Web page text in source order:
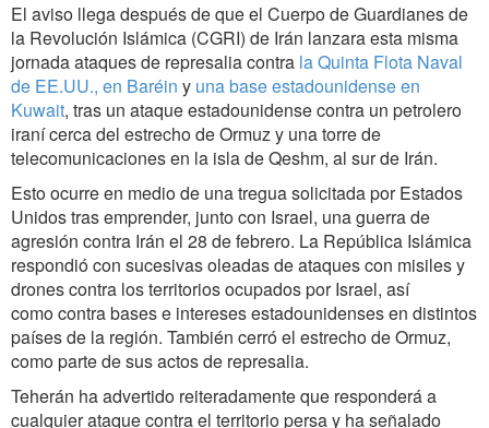
El aviso llega después de que el Cuerpo de Guardianes de
la Revolución Islámica (CGRI) de Irán lanzara esta misma
jornada ataques de represalia contra la Quinta Flota Naval
de EE.UU., en Baréin y una base estadounidense en
Kuwait, tras un ataque estadounidense contra un petrolero
iraní cerca del estrecho de Ormuz y una torre de
telecomunicaciones en la isla de Qeshm, al sur de Irán.
Esto ocurre en medio de una tregua solicitada por Estados
Unidos tras emprender, junto con Israel, una guerra de
agresión contra Irán el 28 de febrero. La República Islámica
respondió con sucesivas oleadas de ataques con misiles y
drones contra los territorios ocupados por Israel, así
como contra bases e intereses estadounidenses en distintos
países de la región. También cerró el estrecho de Ormuz,
como parte de sus actos de represalia.
Teherán ha advertido reiteradamente que responderá a
cualquier ataque contra el territorio persa y ha señalado